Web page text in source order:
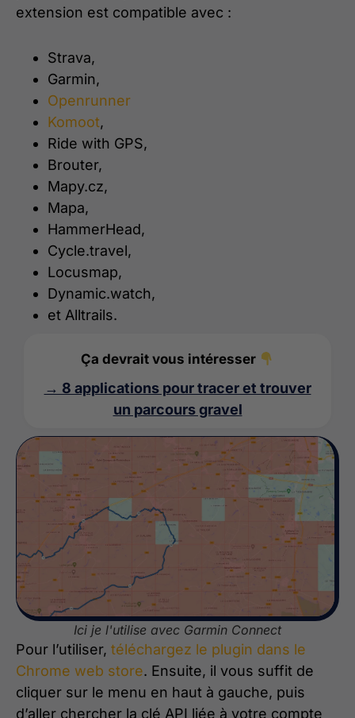
extension est compatible avec :
Strava,
Garmin,
Openrunner
Komoot,
Ride with GPS,
Brouter,
Mapy.cz,
Mapa,
HammerHead,
Cycle.travel,
Locusmap,
Dynamic.watch,
et Alltrails.
Ça devrait vous intéresser
→ 8 applications pour tracer et trouver
un parcours gravel
Ici je l'utilise avec Garmin Connect
Pour l’utiliser, téléchargez le plugin dans le
Chrome web store. Ensuite, il vous suffit de
cliquer sur le menu en haut à gauche, puis
d’aller chercher la clé API liée à votre compte